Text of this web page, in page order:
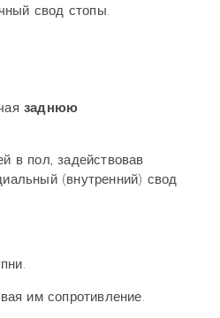
свод стопы.
заднюю
в пол, задействовав
(внутренний) свод
им сопротивление.